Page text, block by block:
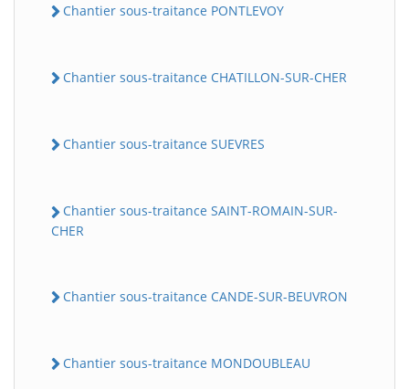
Chantier sous-traitance PONTLEVOY
Chantier sous-traitance CHATILLON-SUR-CHER
Chantier sous-traitance SUEVRES
Chantier sous-traitance SAINT-ROMAIN-SUR-
CHER
Chantier sous-traitance CANDE-SUR-BEUVRON
Chantier sous-traitance MONDOUBLEAU